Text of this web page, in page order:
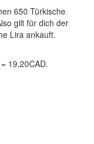
650 Türkische
gilt für dich der
Lira ankauft.
19,20CAD.